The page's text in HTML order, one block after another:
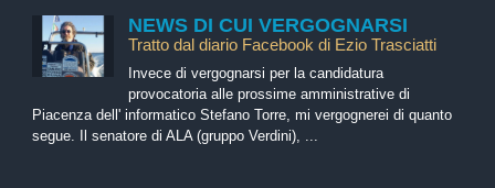
NEWS DI CUI VERGOGNARSI
Tratto dal diario Facebook di Ezio Trasciatti
Invece di vergognarsi per la candidatura
provocatoria alle prossime amministrative di
Piacenza dell' informatico Stefano Torre, mi vergognerei di quanto
segue. Il senatore di ALA (gruppo Verdini), ...